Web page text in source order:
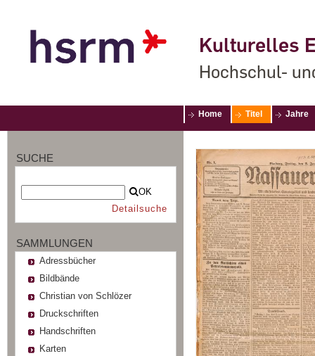
Kulturelles
Hochschul-
Home Titel Jahre
SUCHE
OK
Detailsuche
SAMMLUNGEN
Adressbücher
Bildbände
Christian von Schlözer
Druckschriften
Handschriften
Karten